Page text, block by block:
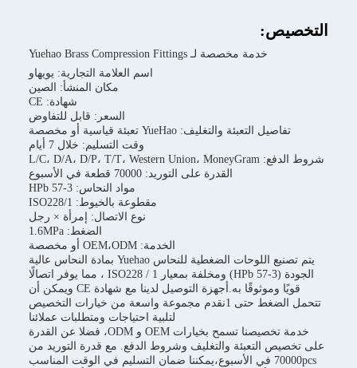
خدمة مخصصة لـ Yuehao Brass Compression Fittings
اسم العلامة التجارية: يويهاو
مكان المنشأ: الصين
السعر: قابل للتفاوض
تفاصيل التعبئة والتغليف: YueHao تعبئة قياسية أو مخصصة
وقت التسليم: خلال 7 أيام
القدرة على التوريد: 70000 قطعة في الأسبوع
مقطوعة بالخيوط: ISO228/1
نوع الاتصال: إمرأة × رجل
يتم تصنيع اللوحات الضغطية للنحاس Yuehao بمادة النحاس عالية
الجودة (HPb 57-3) ومخلفة بمعيار ISO228 / 1 ، مما يوفر اتصالًا
قويًا وموثوقًا به.أجهزة التوصيل لدينا مع شهادة CE ويمكن أن
تتحمل الضغط حتى 1نقدم مجموعة واسعة من خيارات التخصيص
لتلبية احتياجات ومتطلبات عملائنا
خدمة تخصيصنا تسمح بخيارات OEM و ODM، فضلا عن القدرة
التعبئة والتغليف وشروط الدفع. مع قدرة التوريد من
70000pcs في الأسبوع،يمكننا ضمان التسليم في الوقت المناسب